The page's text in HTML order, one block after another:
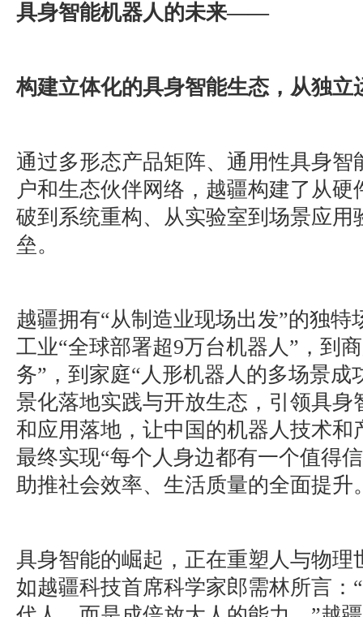
具身智能机器人的未来——
构建立体化的具身智能生态，从独立
通过多形态产品矩阵、通用性具身智
户和生态伙伴网络，越疆构建了从
破到系统重构、从实验室到场景应用
垒。
越疆拥有“从制造业现场出发”的独特
工业“全球部署超9万台机器人”，到
务”，到家庭“人形机器人的多场景成
景化落地实践与开放生态，引领具身
和应用落地，让中国的机器人技术和
最终实现“每个人身边都有一个值得
助推社会效率、生活质量的全面提升
具身智能的崛起，正在重塑人与物理
如越疆科技首席科学家郎需林所言：